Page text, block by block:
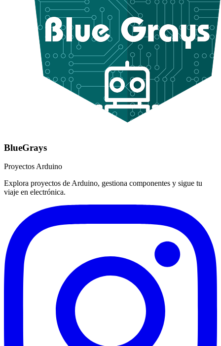
BlueGrays
Proyectos Arduino
Explora proyectos de Arduino, gestiona componentes y sigue tu
viaje en electrónica.